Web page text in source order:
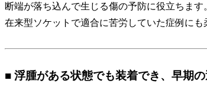
断端が落ち込んで生じる傷の予防に役立ちます
在来型ソケットで適合に苦労していた症例にも
■ 浮腫がある状態でも装着でき、早期